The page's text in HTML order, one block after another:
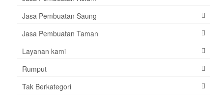
Jasa Pembuatan Saung
Jasa Pembuatan Taman
Layanan kami
Rumput
Tak Berkategori